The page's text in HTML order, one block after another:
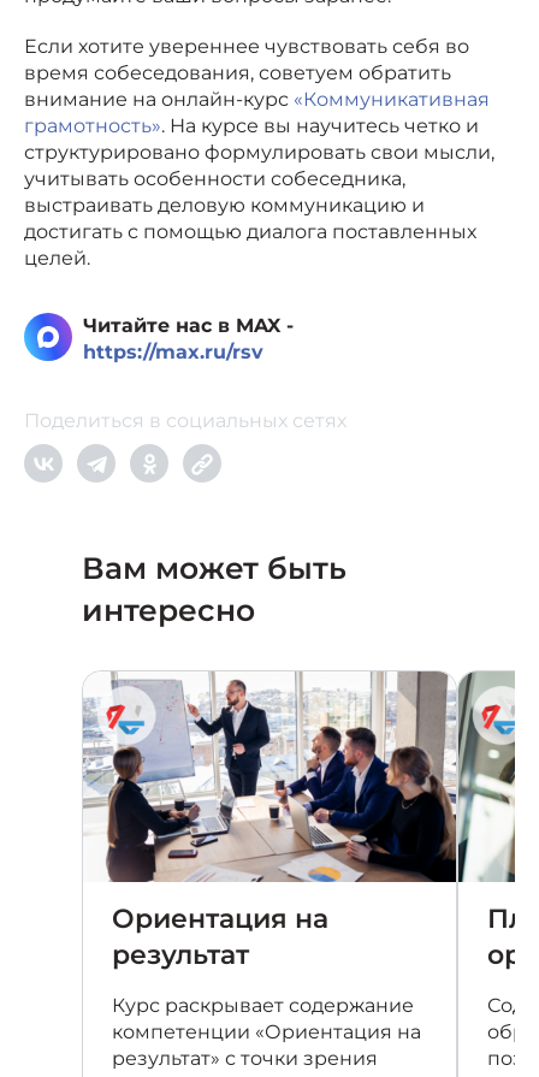
Если хотите увереннее чувствовать себя во
время собеседования, советуем обратить
внимание на онлайн-курс «Коммуникативная
грамотность». На курсе вы научитесь четко и
структурировано формулировать свои мысли,
учитывать особенности собеседника,
выстраивать деловую коммуникацию и
достигать с помощью диалога поставленных
целей.
Читайте нас в MAX -
https://max.ru/rsv
Поделиться в социальных сетях
Вам может быть
интересно
Ориентация на
результат
Курс раскрывает содержание
компетенции «Ориентация на
результат» с точки зрения